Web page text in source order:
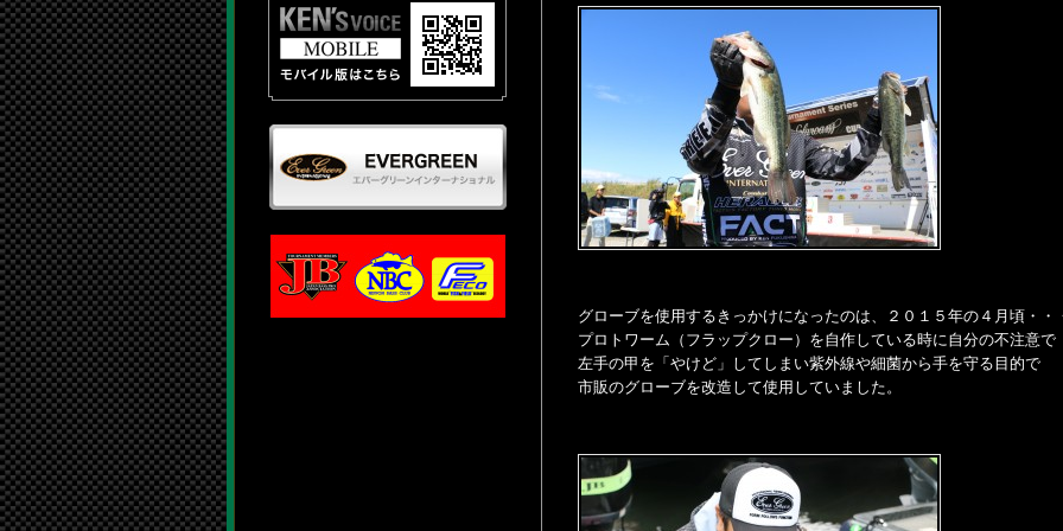
グローブを使用するきっかけになったのは、２０１５年の４月頃・・
プロトワーム（フラップクロー）を自作している時に自分の不注意で
左手の甲を「やけど」してしまい紫外線や細菌から手を守る目的で
市販のグローブを改造して使用していました。